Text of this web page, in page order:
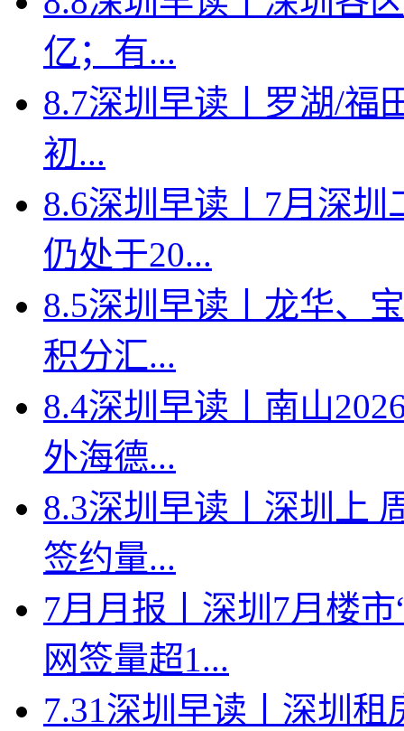
亿；有...
8.7深圳早读丨罗湖/福
初...
8.6深圳早读丨7月深
仍处于20...
8.5深圳早读丨龙华、
积分汇...
8.4深圳早读丨南山
外海德...
8.3深圳早读丨深圳上
签约量...
7月月报丨深圳7月楼
网签量超1...
7.31深圳早读丨深圳